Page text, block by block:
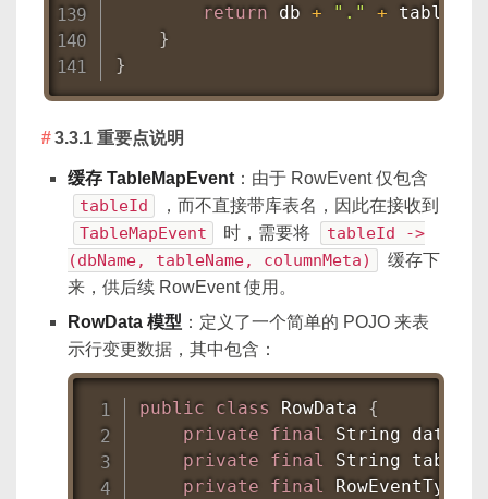
return db + "." + table
}
}
3.3.1 重要点说明
缓存 TableMapEvent ：由于 RowEvent 仅包含
tableId ，而不直接带库表名，因此在接收到
TableMapEvent 时，需要将
tableId ->
(dbName, tableName, columnMeta)
缓存下
来，供后续 RowEvent 使用。
RowData 模型 ：定义了一个简单的 POJO 来表
示行变更数据，其中包含：
public class RowData
{
private
final String
private
final String table
private
final RowEventType